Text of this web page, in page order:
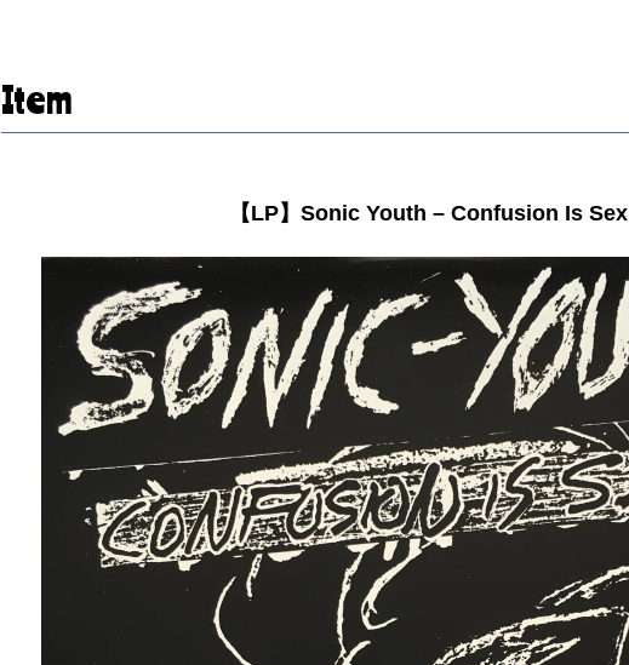
Item
【LP】Sonic Youth – Confusion Is Sex